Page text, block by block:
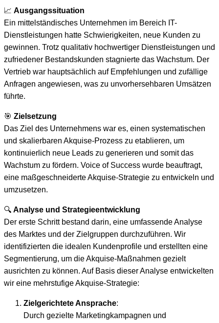
📈 Ausgangssituation
Ein mittelständisches Unternehmen im Bereich IT-
Dienstleistungen hatte Schwierigkeiten, neue Kunden zu
gewinnen. Trotz qualitativ hochwertiger Dienstleistungen und
zufriedener Bestandskunden stagnierte das Wachstum. Der
Vertrieb war hauptsächlich auf Empfehlungen und zufällige
Anfragen angewiesen, was zu unvorhersehbaren Umsätzen
führte.
🎯 Zielsetzung
Das Ziel des Unternehmens war es, einen systematischen
und skalierbaren Akquise-Prozess zu etablieren, um
kontinuierlich neue Leads zu generieren und somit das
Wachstum zu fördern. Voice of Success wurde beauftragt,
eine maßgeschneiderte Akquise-Strategie zu entwickeln und
umzusetzen.
🔍 Analyse und Strategieentwicklung
Der erste Schritt bestand darin, eine umfassende Analyse
des Marktes und der Zielgruppen durchzuführen. Wir
identifizierten die idealen Kundenprofile und erstellten eine
Segmentierung, um die Akquise-Maßnahmen gezielt
ausrichten zu können. Auf Basis dieser Analyse entwickelten
wir eine mehrstufige Akquise-Strategie:
Zielgerichtete Ansprache:
Durch gezielte Marketingkampagnen und